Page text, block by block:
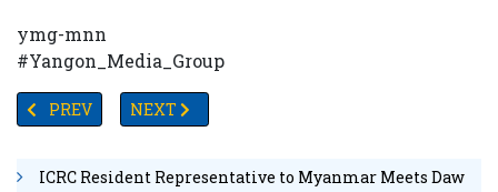
ymg-mnn
#Yangon_Media_Group
PREVIOUS ARTICLE: ဧည့်အဝင်နည်းလာ၍ ကျိုက်ထီးရိုးရှိစားသ
PREV NEXT ARTICLE: တရုတ်ပြည်သူ့သမ္မတနိုင်ငံမှ လှူဒါန်
NEXT
ICRC Resident Representative to Myanmar Meets Daw